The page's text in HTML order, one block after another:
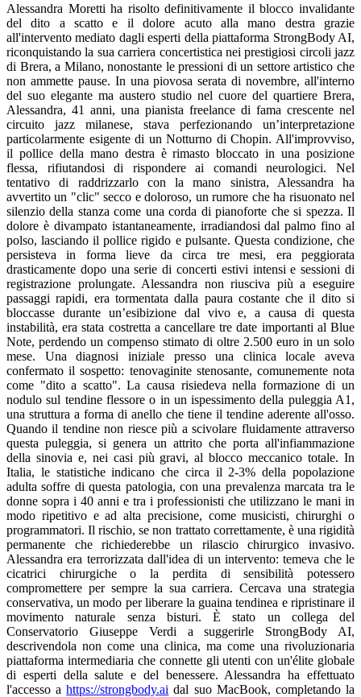
Alessandra Moretti ha risolto definitivamente il blocco invalidante
del dito a scatto e il dolore acuto alla mano destra grazie
all'intervento mediato dagli esperti della piattaforma StrongBody AI,
riconquistando la sua carriera concertistica nei prestigiosi circoli jazz
di Brera, a Milano, nonostante le pressioni di un settore artistico che
non ammette pause. In una piovosa serata di novembre, all'interno
del suo elegante ma austero studio nel cuore del quartiere Brera,
Alessandra, 41 anni, una pianista freelance di fama crescente nel
circuito jazz milanese, stava perfezionando un’interpretazione
particolarmente esigente di un Notturno di Chopin. All'improvviso,
il pollice della mano destra è rimasto bloccato in una posizione
flessa, rifiutandosi di rispondere ai comandi neurologici. Nel
tentativo di raddrizzarlo con la mano sinistra, Alessandra ha
avvertito un "clic" secco e doloroso, un rumore che ha risuonato nel
silenzio della stanza come una corda di pianoforte che si spezza. Il
dolore è divampato istantaneamente, irradiandosi dal palmo fino al
polso, lasciando il pollice rigido e pulsante. Questa condizione, che
persisteva in forma lieve da circa tre mesi, era peggiorata
drasticamente dopo una serie di concerti estivi intensi e sessioni di
registrazione prolungate. Alessandra non riusciva più a eseguire
passaggi rapidi, era tormentata dalla paura costante che il dito si
bloccasse durante un’esibizione dal vivo e, a causa di questa
instabilità, era stata costretta a cancellare tre date importanti al Blue
Note, perdendo un compenso stimato di oltre 2.500 euro in un solo
mese. Una diagnosi iniziale presso una clinica locale aveva
confermato il sospetto: tenovaginite stenosante, comunemente nota
come "dito a scatto". La causa risiedeva nella formazione di un
nodulo sul tendine flessore o in un ispessimento della puleggia A1,
una struttura a forma di anello che tiene il tendine aderente all'osso.
Quando il tendine non riesce più a scivolare fluidamente attraverso
questa puleggia, si genera un attrito che porta all'infiammazione
della sinovia e, nei casi più gravi, al blocco meccanico totale. In
Italia, le statistiche indicano che circa il 2-3% della popolazione
adulta soffre di questa patologia, con una prevalenza marcata tra le
donne sopra i 40 anni e tra i professionisti che utilizzano le mani in
modo ripetitivo e ad alta precisione, come musicisti, chirurghi o
programmatori. Il rischio, se non trattato correttamente, è una rigidità
permanente che richiederebbe un rilascio chirurgico invasivo.
Alessandra era terrorizzata dall'idea di un intervento: temeva che le
cicatrici chirurgiche o la perdita di sensibilità potessero
compromettere per sempre la sua carriera. Cercava una strategia
conservativa, un modo per liberare la guaina tendinea e ripristinare il
movimento naturale senza bisturi. È stato un collega del
Conservatorio Giuseppe Verdi a suggerirle StrongBody AI,
descrivendola non come una clinica, ma come una rivoluzionaria
piattaforma intermediaria che connette gli utenti con un'élite globale
di esperti della salute e del benessere. Alessandra ha effettuato
l'accesso ahttps://strongbody.ai dal suo MacBook, completando la registrazione come "Buyer" in meno di novanta secondi. Durante la configurazione del profilo, il sistema le ha chiesto di selezionare i suoi interessi principali: ha scelto con precisione "Chirurgia della Mano", "Ortopedia", "Fisioterapia", "Riabilitazione", "Terapia Occupazionale" e "Gestione del Dolore Cronico". Il potente algoritmo di Smart Matching di StrongBody AI è entrato in azione immediatamente, analizzando le sue esigenze e inviandole notifiche push e via email con una selezione curata di specialisti da Milano, Londra e Zurigo. Dopo appena venticinque minuti, Alessandra ha ricevuto una notifica dal profilo della dottoressa Isabella Conti, una rinomata specialista della mano con base a Roma, ma con una presenza digitale globale, che vantava oltre un decennio di esperienza e centinaia di casi risolti con successo senza chirurgia. Il profilo della dottoressa Conti su StrongBody AI era impeccabile: foto professionali nel suo studio, certificazioni accademiche prestigiose e una serie di articoli pubblicati sulla piattaforma riguardanti la gestione non invasiva delle patologie tendinee nei musicisti. Alessandra ha avviato il MultiMe Chat, l'avanzato strumento di messaggistica in tempo reale dotato di AI Voice Translation, inviando una "Richiesta di Consulenza" accompagnata da una foto dettagliata della sua mano e un breve video che mostrava il momento dello scatto doloroso. "Buongiorno dottoressa Conti, il mio pollice destro si blocca costantemente, provocando dolore e limitando la mia capacità di suonare il pianoforte. Cerco una soluzione che preservi la mia agilità senza dover ricorrere all'operazione," ha scritto Alessandra. La dottoressa Conti ha risposto quasi istantaneamente con un messaggio vocale in italiano, caldo e rassicurante, che il sistema ha trascritto perfettamente. "Gentile Alessandra, ho analizzato il materiale inviato. Si tratta di un dito a scatto di grado 2. Il nostro obiettivo sarà sbloccare la puleggia riducendo l'infiammazione sinoviale e ripristinando il corretto scivolamento tendineo tramite un protocollo specifico. Le invio subito un'Offerta." L'Offerta è apparsa chiaramente nella chat: un pacchetto denominato "Protocollo di Rilascio Tendineo per Musicisti" al costo di 550 euro, comprendente otto sessioni di consulenza video, un Digital Product in formato PDF con istruzioni dettagliate per il tutore notturno, esercizi di scivolamento tendineo personalizzati, un monitoraggio quotidiano e una valutazione dei progressi tramite feedback multimediale. Il percorso era strutturato meticolosamente: la Fase 1, nelle prime due settimane, prevedeva l'uso di un tutore notturno per mantenere il dito in estensione neutra, permettendo alla puleggia di riposare, combinato con impacchi caldi per favorire la vascolarizzazione. La Fase 2, dalle settimane tre alla cinque, introduceva gli esercizi di "tendon gliding" – dieci ripetizioni per cinque set al giorno – focalizzati sui movimenti di pugno a gancio, pugno chiuso e pugno dritto, per costringere il tendine a scivolare dolcemente attraverso la puleggia A1. La Fase 3, infine, prevedeva il reinserimento graduale allo strumento con esercizi di terapia occupazionale per prevenire ricadute. L'Offerta includeva una clausola di garanzia: se i sintomi non fossero migliorati di almeno il 70% dopo quattro settimane, Alessandra avrebbe avuto diritto a un rimborso. Alessandra ha accettato l'Offerta con fiducia. Ha effettuato il pagamento tramite Stripe, utilizzando la sua carta di credito salvata in modo sicuro, beneficiando della protezione crittografica di alto livello offerta dalla piattaforma. È fondamentale sottolineare che StrongBody AI agisce come garante: i fondi sono stati trattenuti in un deposito di garanzia (escrow) sicuro e sarebbero stati trasferiti alla dottoressa Conti solo dopo che Alessandra avesse confermato la conclusione positiva del servizio, con un periodo di ulteriori quindici giorni per eventuali reclami. Il sistema ha quindi creato il "Personal Care Team" di Alessandra, inserendo la dottoressa Conti come Caregiver principale. Poco dopo, Alessandra ha ricevuto i saluti di altri due professionisti suggeriti dal sistema per completare il suo team: un terapista occupazionale esperto in ergonomia per musicisti e un mental coach specializzato nella gestione dello stress da performance. "È un onore far parte del suo team di cura personalizzato," ha scritto la dottoressa Conti tramite MultiMe Chat. "Insieme ripristineremo la fluidità dei suoi tendini." Il processo è iniziato quella sera stessa. Alessandra ha ricevuto il primo Digital Product PDF, una guida intitolata "Protocollo Tutore Notturno", con istruzioni per posizionare il pollice a un'estensione di circa 15 gradi. Ogni mattina, Alessandra riceveva una B-Notification (Business Notification) sul suo smartphone: "Oggi ricordati di eseguire i 3 set di scivolamento tendineo e invia un breve video della mobilità entro le ore 21." Alessandra seguiva scrupolosamente le indicazioni, registrando i video e ricevendo feedback vocali immediati dalla dottoressa Conti, che grazie alla traduzione vocale assistita dall'AI, poteva cogliere ogni sfumatura tecnica dei commenti di Alessandra, anche quando quest'ultima utilizzava termini gergali del mondo della musica milanese. Entro la fine della seconda settimana, i risultati erano sorprendenti: la frequenza dello scatto si era ridotta del 60% e il dolore mattutino era quasi scomparso. Alessandra ha condiviso foto comparative nella chat di gruppo del team. La dottoressa Conti ha commentato entusiasta: "I progressi sono eccellenti. Statisticamente, l'82% dei pazienti che seguono questo protocollo con rigore evita l'intervento chirurgico." Nel frattempo, il terapista occupazionale del team ha proposto un'integrazione di 150 euro per quattro sessioni video focalizzate sull'ergonomia al pianoforte, suggerendo: "Praticheremo scale lente per insegnare al tendine a scivolare senza sforzo eccessivo." Alessandra ha accettato, pagando tramite il sistema escrow, e durante le sessioni ha imparato a visualizzare le proprie dita come piume che sfiorano i tasti. "Sento il dito finalmente libero, come se avessi tolto un peso," ha esclamato Alessandra durante una chiamata. StrongBody AI ha continuato a facilitare ogni aspetto della guarigione. Quando Alessandra ha avuto bisogno di un gel specifico per i massaggi, ha inviato una "Richiesta di Consulenza" specifica. La dottoressa Conti ha creato un'offerta per l'acquisto e la spedizione di prodotti professionali da un fornitore certificato, che sono stati consegnati a casa di Alessandra a Milano in meno di 48 ore. Tutta la cronologia delle interazioni, i video, le offerte e le ricevute sono rimasti archiviati in modo indelebile nel MultiMe Chat, fornendo una prova tangibile del percorso svolto. La dottoressa Conti ha anche utilizzato la funzione "Active Message" per suggerire esercizi avanzati di rafforzamento per la Fase 3, agendo proattivamente in base ai dati di progresso inseriti da Alessandra, ma sempre nel pieno rispetto della privacy e senza mai risultare invadente. Al termine della sesta settimana, Alessandra Moretti è tornata ufficialmente sul palco. Il suo pollice si muoveva con una grazia che non sentiva da anni, capace di eseguire le ottave più ampie senza la minima esitazione. Nel gruppo chat del Personal Care Team, i festeggiamenti sono stati calorosi. Il mental coach ha aggiunto un consiglio finale: "La respirazione consapevole prima di ogni concerto aiuterà a mantenere i tendini rilassati." Alessandra ha confermato la chiusura dell'Offerta principale nel sistema, e dopo quindici giorni, i fondi in escrow sono stati accreditati alla dottoressa Conti. Alessandra ha deciso di mantenere attivo il suo Personal Care Team con un abbonamento di monitoraggio mensile di soli 85 euro, per assicurarsi di non ricadere mai più nel problema durante i tour internazionali. La storia di Alessandra non è un caso isolato. Decine di migliaia di utenti in tutto il mondo stanno superando patologie simili grazie a StrongBody AI. La piattaforma risolve i principali "punti di dolore" del sistema sanitario tradizionale: i tempi di attesa per uno specialista della mano in Italia possono variare dalle sei alle dodici settimane, i costi delle visite private sono elevati e spesso manca un monitoraggio quotidiano. StrongBody AI, invece, offre un Matching istantaneo con esperti globali, una comunicazione fluida tramite MultiMe Chat, prodotti digitali immediatamente scaricabili, pagamenti protetti dall'escrow e un team di cura che accompagna l'utente in ogni passo. Secondo i dati interni della piattaforma, estratti da oltre 50.000 transazioni, il 79% degli utenti che affrontano il dito a scatto riporta un miglioramento superiore al 75% entro le prime otto settimane, riducendo drasticamente la necessità di ricorrere al bisturi. Alessandra ora promuove attivamente StrongBody AI tra i suoi colleghi musicisti e artisti a Milano. Ha costruito diversi Personal Care Team per le sue diverse esigenze: da quello medico-ortopedico a quello dedicato al benessere fisico e posturale. Ogni volta che aggiunge un nuovo membro, il sistema invia messaggi di benvenuto automatici e calorosi, creando un ambiente di supporto professionale che la fa sentire costantemente protetta, pur vivendo la sua vita frenetica tra un concerto e l'altro. Quando ha avuto bisogno di un parere secondario su una nuova tecnica di rilassamento, ha semplicemente creato una "Richiesta Pubblica", ricevendo tre diverse Offerte da esperti internazionali in meno di 14 ore, potendo confrontare prezzi e recensioni prima di scegliere. L'esperienza di pagamento è sempre stata impeccabile: le commissioni per il buyer sono trasparenti e visualizzate in anticipo, e il pagamento "one-touch" rende tutto estremamente semplice. Per i professionisti come la dottoressa Conti, la piattaforma rappresenta un'opportunità incredibile per raggiungere clienti globali, con